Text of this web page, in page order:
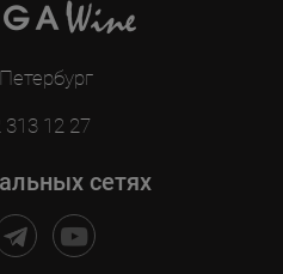
313 12 27
сетях